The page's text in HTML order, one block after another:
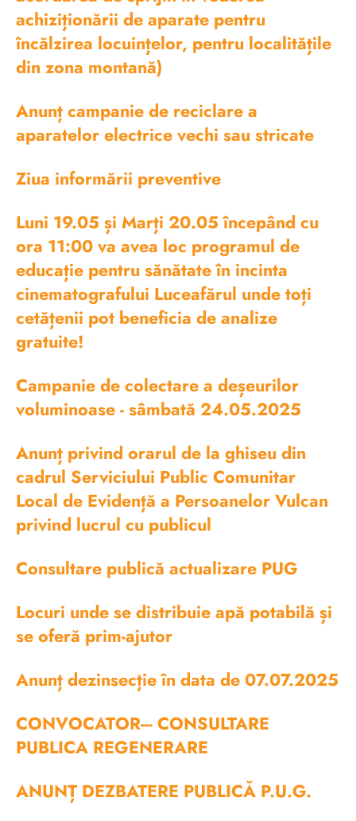
achiziționării de aparate pentru
încălzirea locuințelor, pentru localitățile
din zona montană)
Anunț campanie de reciclare a
aparatelor electrice vechi sau stricate
Ziua informării preventive
Luni 19.05 și Marți 20.05 începând cu
ora 11:00 va avea loc programul de
educație pentru sănătate în incinta
cinematografului Luceafărul unde toți
cetățenii pot beneficia de analize
gratuite!
Campanie de colectare a deșeurilor
voluminoase - sâmbată 24.05.2025
Anunț privind orarul de la ghiseu din
cadrul Serviciului Public Comunitar
Local de Evidență a Persoanelor Vulcan
privind lucrul cu publicul
Consultare publică actualizare PUG
Locuri unde se distribuie apă potabilă și
se oferă prim-ajutor
Anunț dezinsecție în data de 07.07.2025
CONVOCATOR--- CONSULTARE
PUBLICA REGENERARE
ANUNȚ DEZBATERE PUBLICĂ P.U.G.